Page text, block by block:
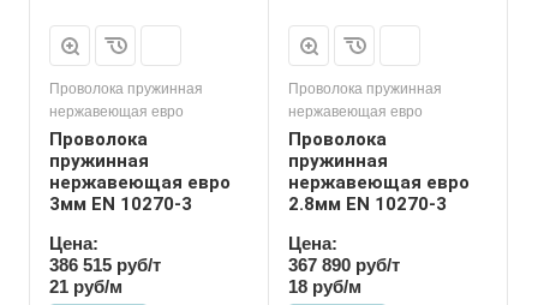
Проволока пружинная
нержавеющая евро
Проволока
пружинная
нержавеющая евро
3мм EN 10270-3
Цена:
386 515 руб/т
21 руб/м
Проволока пружинная
нержавеющая евро
Проволока
пружинная
нержавеющая евро
2.8мм EN 10270-3
Цена:
367 890 руб/т
18 руб/м